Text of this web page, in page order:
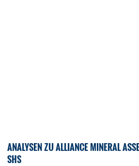
ANALYSEN ZU ALLIANCE MINERAL
SHS